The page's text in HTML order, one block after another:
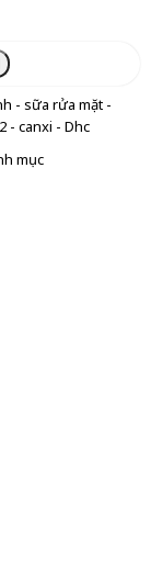
- sữa rửa mặt -
- canxi - Dhc
mục